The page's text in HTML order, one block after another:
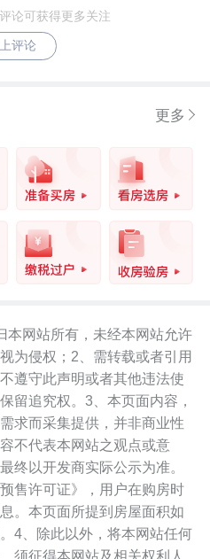
论可获得更多关注
评论
更多
本网站所有，未经本网站允许
为侵权；2、需转载或者引用
遵守此声明或者其他违法使
留追究权。3、本页面内容，
求而采集提供，并非商业性
不代表本网站之观点或意
终以开发商实际公示为准。
售许可证》，用户在购房时
。本页面所提到房屋面积如
4、除此以外，将本网站任何
须征得本网站及相关权利人